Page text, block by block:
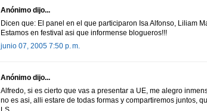
Anónimo dijo...
Dicen que: El panel en el que participaron Isa Alfonso, Liliam
Estamos en festival asi que informense blogueros!!!
junio 07, 2005 7:50 p. m.
Anónimo dijo...
Alfredo, si es cierto que vas a presentar a UE, me alegro
no es asi, alli estare de todas formas y compartiremos juntos,